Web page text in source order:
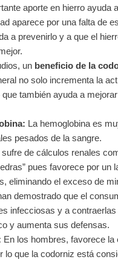
aporte en hierro ayuda
aparece por una falta de
a prevenirlo y a que el
un beneficio de la
no solo incrementa la
también ayuda a
La hemoglobina es
pesados de la sangre.
sufre de cálculos renales
pues favorece por un
eliminando el exceso de
demostrado que el
infecciosas y a
y aumenta sus defensas.
En los hombres, favorece
lo que la codorniz está